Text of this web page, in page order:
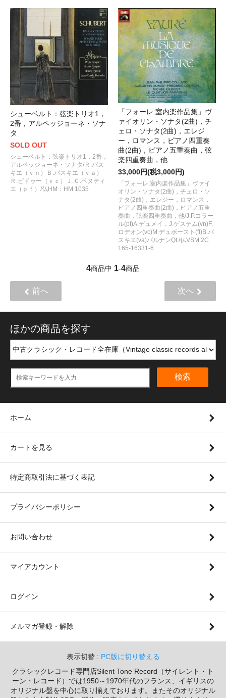
シューベルト：弦楽トリオ1，
2番，アルペッジョーネ・ソナ
タ
SOLD OUT
シューベルト：弦楽トリオ1，2番，
アルペッジョーネ・ソナタ/Ｒ.パス
キエ（ｖｎ）Ｂ.パスキエ（ｖａ）
Ｒ.ピドゥー（ｖｃ）Ｊ.Ｃ.ペヌティ
エ（ｐｆ）/仏HM：HM 1035
「フォーレ:室内楽作品集」ヴ
ァイオリン・ソナタ(2曲)，チ
ェロ・ソナタ(2曲)，エレジ
ー，ロマンス，ピアノ四重奏
曲(2曲)，ピアノ五重奏曲，弦
楽四重奏曲，他
33,000円(税3,000円)
「フォーレ:室内楽作品集」ヴァイ
オリン・ソナタ(2曲)，チェロ・ソ
ナタ(2曲)，エレジー，ロマンス，
ピアノ四重奏曲(2曲)，ピアノ五重
奏曲，弦楽四重奏曲，他/J.P.コラー
ル(pf)A.デュメイ，J.ゲステム(vn)F.
ロデオン(vc)M.デュボースト(fl)B.パ
スキエ(va)パルナンQt./仏VSM:2C
165-16331-6
4商品中 1-4商品
前へ 次へ
ほかの商品を探す
検索
ホーム
カートを見る
特定商取引法に基づく表記
プライバシーポリシー
お問い合わせ
マイアカウント
ログイン
メルマガ登録・解除
表示切替 : PC版に切り替える
クラシックレコード専門店Silent Tone Record（サイレント・ト
ーン・レコード）では1950～1970年代のフランス、イギリスの
オリジナル盤を中心に取り揃えております。またそのオリジナル